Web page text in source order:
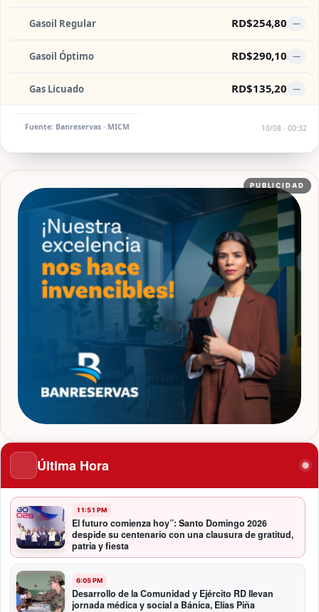
Gasoil Regular RD$254,80 —
Gasoil Óptimo RD$290,10 —
Gas Licuado RD$135,20 —
Fuente: Banreservas · MICM 10/08 · 00:32
PUBLICIDAD
Última Hora
11:51 PM
El futuro comienza hoy”: Santo Domingo 2026
despide su centenario con una clausura de gratitud,
patria y fiesta
6:05 PM
Desarrollo de la Comunidad y Ejército RD llevan
jornada médica y social a Bánica, Elías Piña